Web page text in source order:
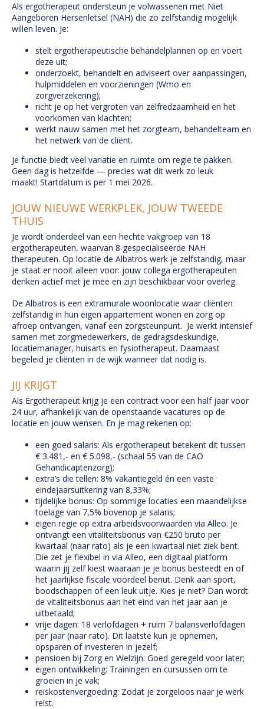
Als ergotherapeut ondersteun je volwassenen met Niet
Aangeboren Hersenletsel (NAH) die zo zelfstandig mogelijk
willen leven. Je:
stelt ergotherapeutische behandelplannen op en voert
deze uit;
onderzoekt, behandelt en adviseert over aanpassingen,
hulpmiddelen en voorzieningen (Wmo en
zorgverzekering);
richt je op het vergroten van zelfredzaamheid en het
voorkomen van klachten;
werkt nauw samen met het zorgteam, behandelteam en
het netwerk van de cliënt.
Je functie biedt veel variatie en ruimte om regie te pakken.
Geen dag is hetzelfde — precies wat dit werk zo leuk
maakt! Startdatum is per 1 mei 2026.
JOUW NIEUWE WERKPLEK, JOUW TWEEDE
THUIS
Je wordt onderdeel van een hechte vakgroep van 18
ergotherapeuten, waarvan 8 gespecialiseerde NAH
therapeuten. Op locatie de Albatros werk je zelfstandig, maar
je staat er nooit alleen voor: jouw collega ergotherapeuten
denken actief met je mee en zijn beschikbaar voor overleg.
De Albatros is een extramurale woonlocatie waar cliënten
zelfstandig in hun eigen appartement wonen en zorg op
afroep ontvangen, vanaf een zorgsteunpunt. Je werkt intensief
samen met zorgmedewerkers, de gedragsdeskundige,
locatiemanager, huisarts en fysiotherapeut. Daarnaast
begeleid je cliënten in de wijk wanneer dat nodig is.
JIJ KRIJGT
Als Ergotherapeut krijg je een contract voor een half jaar voor
24 uur, afhankelijk van de openstaande vacatures op de
locatie en jouw wensen. En je mag rekenen op:
een goed salaris: Als ergotherapeut betekent dit tussen
€ 3.481,- en € 5.098,- (schaal 55 van de CAO
Gehandicaptenzorg);
extra’s die tellen: 8% vakantiegeld én een vaste
eindejaarsuitkering van 8,33%;
tijdelijke bonus: Op sommige locaties een maandelijkse
toelage van 7,5% bovenop je salaris;
eigen regie op extra arbeidsvoorwaarden via Alleo: Je
ontvangt een vitaliteitsbonus van €250 bruto per
kwartaal (naar rato) als je een kwartaal niet ziek bent.
Die zet je flexibel in via Alleo, een digitaal platform
waarin jij zelf kiest waaraan je je bonus besteedt en of
het jaarlijkse fiscale voordeel benut. Denk aan sport,
boodschappen of een leuk uitje. Kies je niet? Dan wordt
de vitaliteitsbonus aan het eind van het jaar aan je
uitbetaald;
vrije dagen: 18 verlofdagen + ruim 7 balansverlofdagen
per jaar (naar rato). Dit laatste kun je opnemen,
opsparen of investeren in jezelf;
pensioen bij Zorg en Welzijn: Goed geregeld voor later;
eigen ontwikkeling: Trainingen en cursussen om te
groeien in je vak;
reiskostenvergoeding: Zodat je zorgeloos naar je werk
reist.